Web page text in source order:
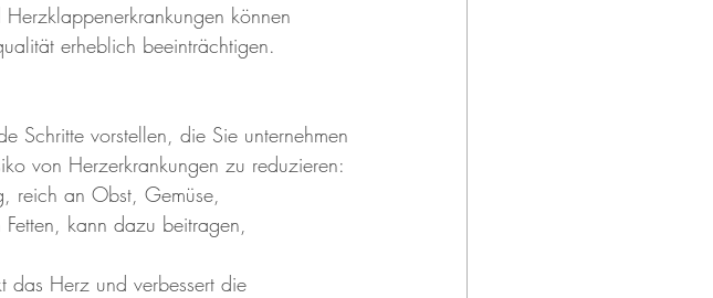
können
erheblich beeinträchtigen.
Schritte vorstellen, die Sie unternehmen
von Herzerkrankungen zu reduzieren:
reich an Obst, Gemüse,
kann dazu beitragen,
das Herz und verbessert die